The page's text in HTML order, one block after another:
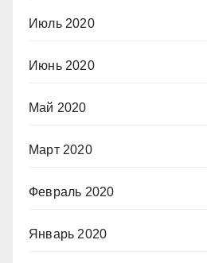
Июль 2020
Июнь 2020
Май 2020
Март 2020
Февраль 2020
Январь 2020